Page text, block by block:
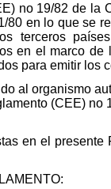
no 19/82 de la
en lo que se
terceros
en el marco
para emitir los
al organismo
(CEE)
en el